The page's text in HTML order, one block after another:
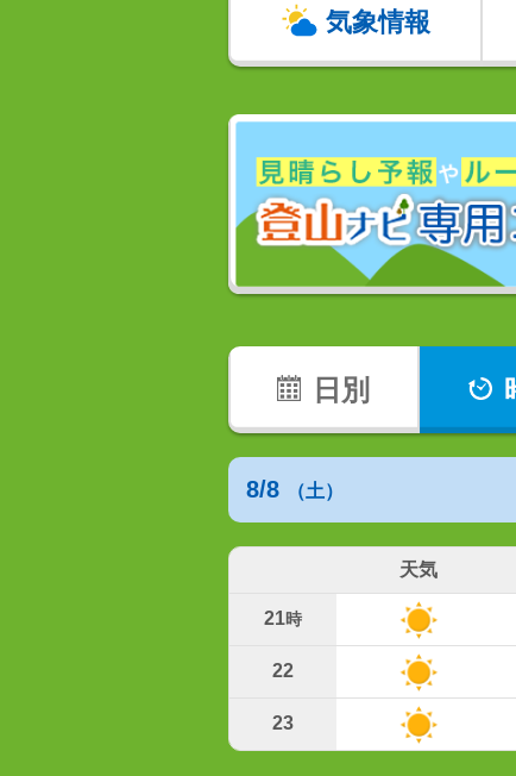
気象情報
日別
8/8 （土）
天気
21時
22
23